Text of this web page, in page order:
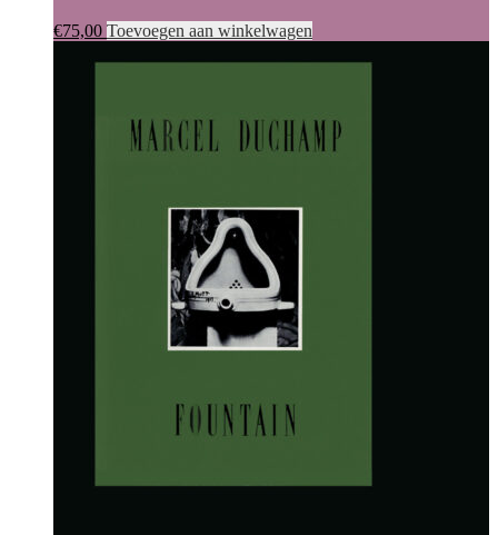
€75,00 Toevoegen aan winkelwagen